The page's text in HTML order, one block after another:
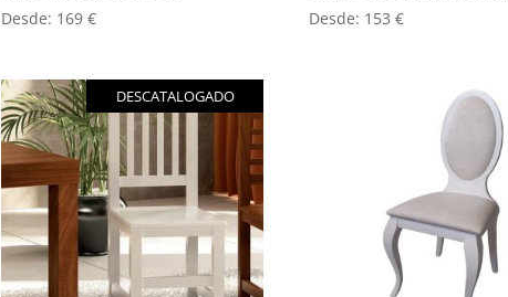
Desde: 169€
Desde: 153€
DESCATALOGADO